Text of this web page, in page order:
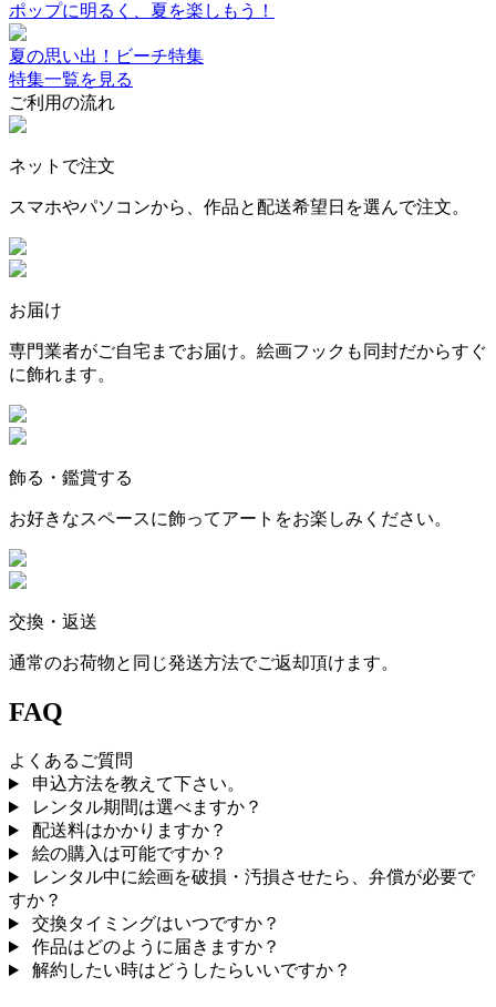
ポップに明るく、夏を楽しもう！
夏の思い出！ビーチ特集
特集一覧を見る
ご利用の流れ
ネットで注文
スマホやパソコンから、作品と配送希望日を選んで注文。
お届け
専門業者がご自宅までお届け。絵画フックも同封だからすぐ
に飾れます。
飾る・鑑賞する
お好きなスペースに飾ってアートをお楽しみください。
交換・返送
通常のお荷物と同じ発送方法でご返却頂けます。
FAQ
よくあるご質問
申込方法を教えて下さい。
レンタル期間は選べますか？
配送料はかかりますか？
絵の購入は可能ですか？
レンタル中に絵画を破損・汚損させたら、弁償が必要で
すか？
交換タイミングはいつですか？
作品はどのように届きますか？
解約したい時はどうしたらいいですか？